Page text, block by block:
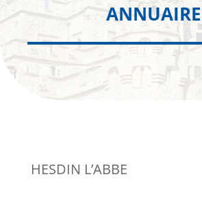
ANNUAIRE
HESDIN L’ABBE